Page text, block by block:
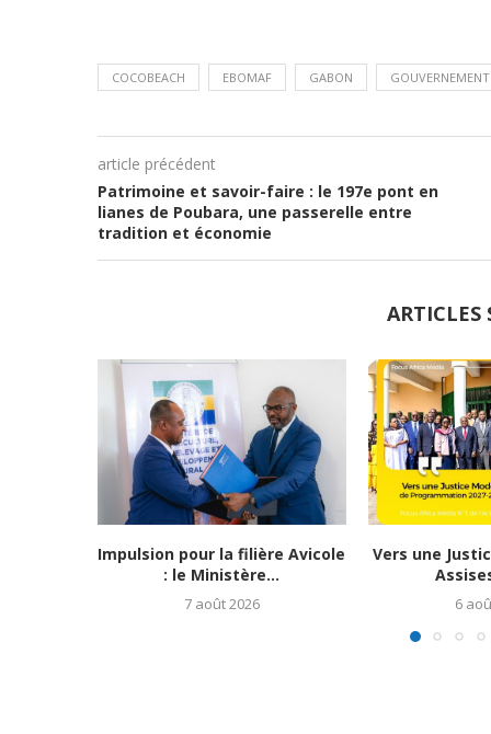
COCOBEACH EBOMAF GABON GOUVERNEMENT
article précédent
Patrimoine et savoir-faire : le 197e pont en
lianes de Poubara, une passerelle entre
tradition et économie
ARTICLES
Impulsion pour la filière Avicole
: le Ministère...
7 août 2026
Vers une
6